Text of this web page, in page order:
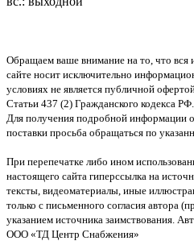
Обращаем ваше внимание на то, что вся
сайте носит исключительно
условиях не является публичной
Статьи 437 (2) Гражданского кодекса РФ.
Для получения подробной информации
поставки просьба обращаться по
При перепечатке либо ином
настоящего сайта гиперссылка на
тексты, видеоматериалы, иные
только с письменного согласия автора
указанием источника заимствования.
ООО «ТД Центр Снабжения»